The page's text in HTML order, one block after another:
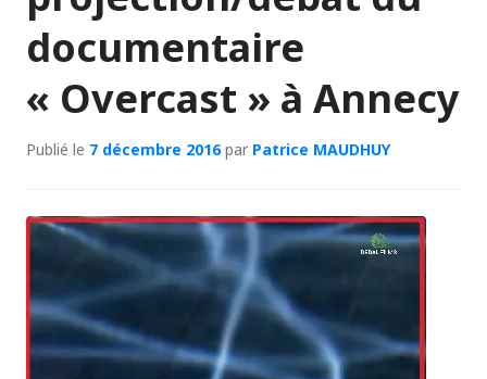
documentaire
« Overcast » à Annecy
Publié le 7 décembre 2016par Patrice MAUDHUY